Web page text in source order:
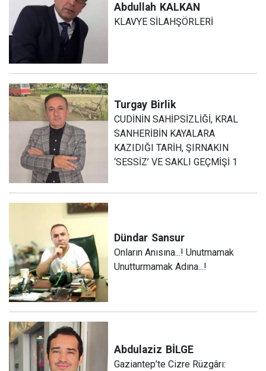
Abdullah KALKAN
KLAVYE SİLAHŞÖRLERİ
Turgay Birlik
CUDİNİN SAHİPSİZLİĞİ, KRAL
SANHERİBİN KAYALARA
KAZIDIĞI TARİH, ŞIRNAKIN
‘SESSİZ’ VE SAKLI GEÇMİŞİ 1
Dündar Sansur
Onların Anısına...! Unutmamak
Unutturmamak Adına...!
Abdulaziz BİLGE
Gaziantep’te Cizre Rüzgârı: